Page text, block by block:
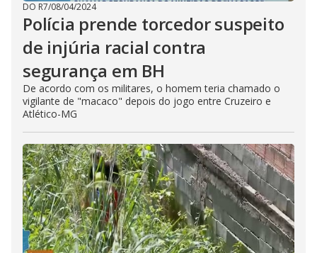
DO R7/08/04/2024
Polícia prende torcedor suspeito
de injúria racial contra
segurança em BH
De acordo com os militares, o homem teria chamado o
vigilante de "macaco" depois do jogo entre Cruzeiro e
Atlético-MG